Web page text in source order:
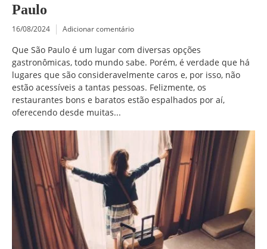
Paulo
16/08/2024 Adicionar comentário
Que São Paulo é um lugar com diversas opções
gastronômicas, todo mundo sabe. Porém, é verdade que há
lugares que são consideravelmente caros e, por isso, não
estão acessíveis a tantas pessoas. Felizmente, os
restaurantes bons e baratos estão espalhados por aí,
oferecendo desde muitas...